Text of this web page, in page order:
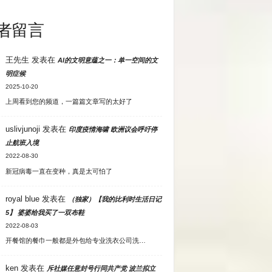
留言
王先生 发表在 AI的文明意蕴之一：单一空间的文
明症候
2025-10-20
上周看到您的频道，一篇篇文章写的太好了
uslivjunoji 发表在 印度疫情海啸 欧洲议会呼吁停
止航班入境
2022-08-30
新冠病毒一直在变种，真是太可怕了
royal blue发表在
（独家）【我的比利时生活日记
5】 婆婆给我买了一双布鞋
2022-08-03
开餐馆的餐巾一般都是外包给专业洗衣公司洗…
ken发表在 斥社媒任意封号行同共产党 波兰拟立